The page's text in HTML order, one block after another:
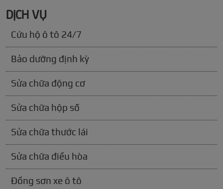
DỊCH VỤ
Cứu hộ ô tô 24/7
Bảo dưỡng định kỳ
Sửa chữa động cơ
Sửa chữa hộp số
Sửa chữa thước lái
Sửa chữa điều hòa
Đồng sơn xe ô tô